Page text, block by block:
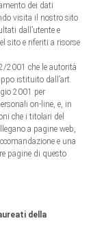
dei dati
visita il nostro sito
dall’utente e
sito e riferiti a risorse
2001 che le autorità
istituito dall’art.
2001 per
on-line, e, in
che i titolari del
a pagine web,
e una
pagine di questo
della